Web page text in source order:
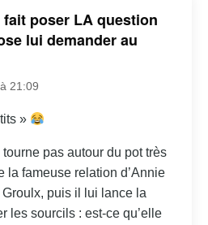
poser LA question
lui demander au
21:09
»
pas autour du pot très
la fameuse relation d’Annie
puis il lui lance la
les sourcils : est-ce qu’elle